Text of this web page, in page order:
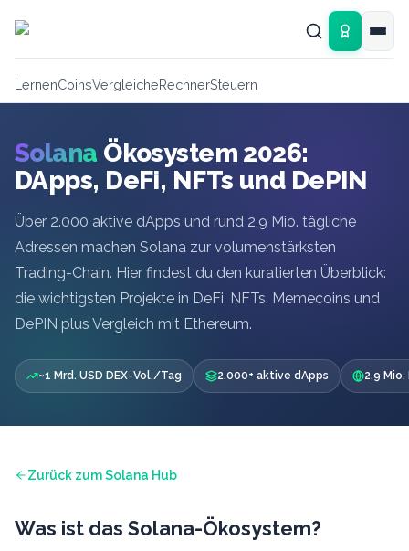
LernenCoinsVergleicheRechnerSteuern
Solana Ökosystem 2026:
DApps, DeFi, NFTs und DePIN
Über 2.000 aktive dApps und rund 2,9 Mio. tägliche
Adressen machen Solana zur volumenstärksten
Trading-Chain. Hier findest du den kuratierten Überblick:
die wichtigsten Projekte in DeFi, NFTs, Memecoins und
DePIN plus Vergleich mit Ethereum.
~1 Mrd. USD DEX-Vol./Tag 2.000+ aktive dApps 2,9
Zurück zum Solana Hub
Was ist das Solana-Ökosystem?